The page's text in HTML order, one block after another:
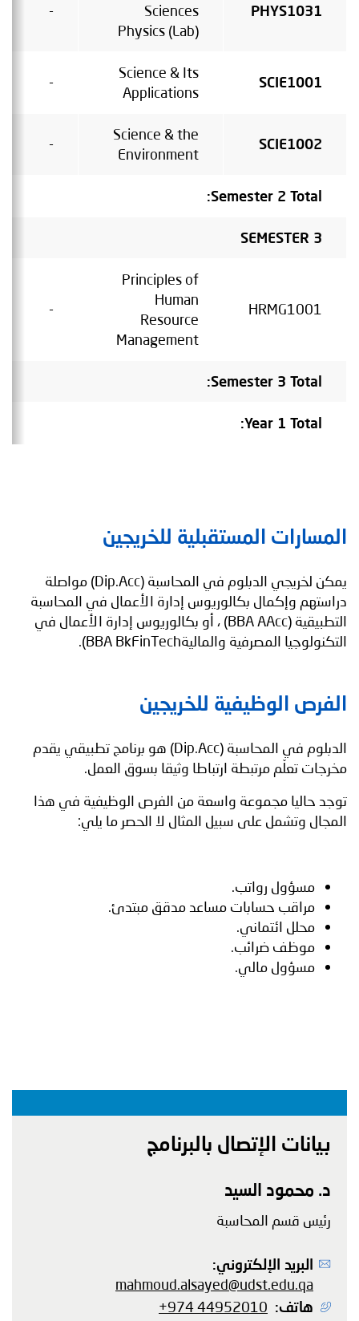
PHYS1031
Sciences
Physics (Lab)
-
SCIE1001
Science & Its
Applications
-
SCIE1002
Science & the
Environment
-
Semester 2 Total:
SEMESTER 3
HRMG1001
Principles of
Human
Resource
Management
-
Semester 3 Total:
Year 1 Total:
المسارات المستقبلية للخريجين
يمكن لخريجي الدبلوم في المحاسبة (Dip.Acc) مواصلة
دراستهم وإكمال بكالوريوس إدارة الأعمال في المحاسبة
التطبيقية (BBA AAcc) ، أو بكالوريوس إدارة الأعمال في
التكنولوجيا المصرفية والماليةBBA BkFinTech).
الفرص الوظيفية للخريجين
الدبلوم في المحاسبة (Dip.Acc) هو برنامج تطبيقي يقدم
مخرجات تعلّم مرتبطة ارتباطا وثيقا بسوق العمل.
توجد حاليا مجموعة واسعة من الفرص الوظيفية في هذا
المجال وتشمل على سبيل المثال لا الحصر ما يلي:
مسؤول رواتب.
مراقب حسابات مساعد مدقق مبتدئ.
محلل ائتماني.
موظف ضرائب.
مسؤول مالي.
بيانات الإتصال بالبرنامج
الاسم
د. محمود السيد
المنصب
رئيس قسم المحاسبة
البريد الإلكتروني
mahmoud.alsayed@udst.edu.qa
هاتف
+974 44952010